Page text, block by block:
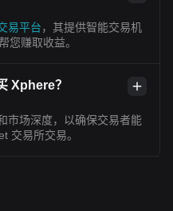
易平台，其提供智能交易机
您赚取收益。
Xphere？
市场深度，以确保交易者能
交易所交易。